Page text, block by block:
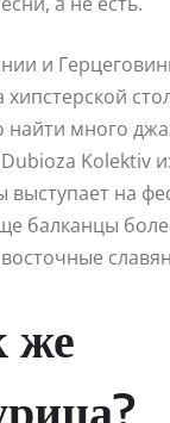
и
хипстерской
найти много
Kolektiv
выступает на
балканцы
же